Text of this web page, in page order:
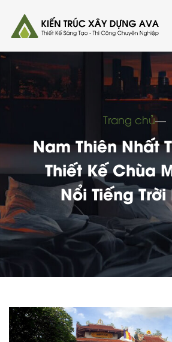
Trang chủ―
Nam Thiên Nhất
Thiết Kế Chùa
Nổi Tiếng